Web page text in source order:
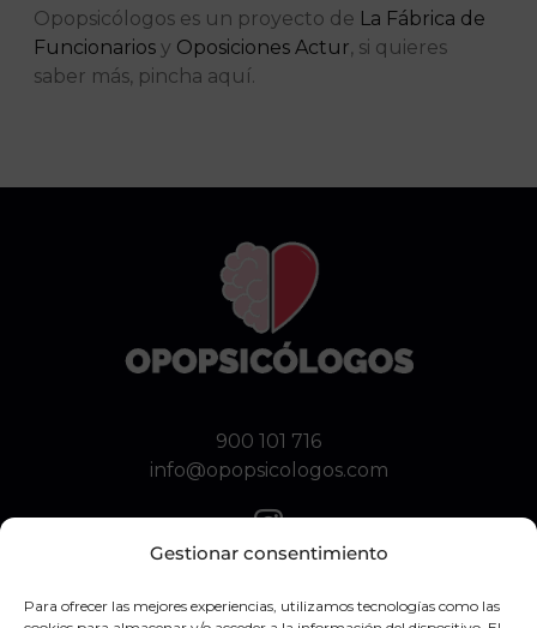
Gestionar consentimiento
Para ofrecer las mejores experiencias, utilizamos tecnologías como las
Opopsicólogos es un proyecto de La Fábrica de
Funcionarios y Oposiciones Actur, si quieres
saber más, pincha aquí.
900 101 716
info@opopsicologos.com
Aviso legal